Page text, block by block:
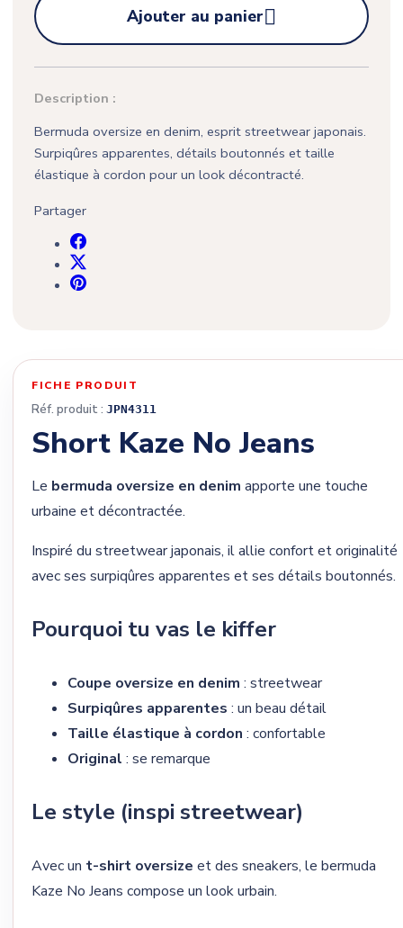

Ajouter au panier
Description :
Bermuda oversize en denim, esprit streetwear japonais.
Surpiqûres apparentes, détails boutonnés et taille
élastique à cordon pour un look décontracté.
Partager
FICHE PRODUIT
Réf. produit : JPN4311
Short Kaze No Jeans
Le bermuda oversize en denim apporte une touche
urbaine et décontractée.
Inspiré du streetwear japonais, il allie confort et originalité
avec ses surpiqûres apparentes et ses détails boutonnés.
Pourquoi tu vas le kiffer
Coupe oversize en denim : streetwear
Surpiqûres apparentes : un beau détail
Taille élastique à cordon : confortable
Original : se remarque
Le style (inspi streetwear)
Avec un t-shirt oversize et des sneakers, le bermuda
Kaze No Jeans compose un look urbain.